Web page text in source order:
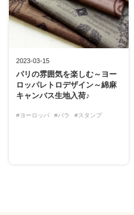
2023-03-15
パリの雰囲気を楽しむ～ヨー
ロッパレトロデザイン～綿麻
キャンバス生地入荷♪
#ヨーロッパ #バラ #スタンプ